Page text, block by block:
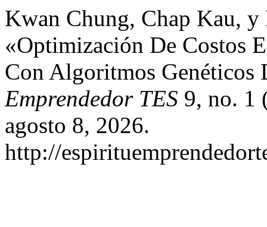
Kwan Chung, Chap Kau,
«Optimización De Costos
Con Algoritmos
Emprendedor TES 9, no. 1
agosto 8, 2026.
http://